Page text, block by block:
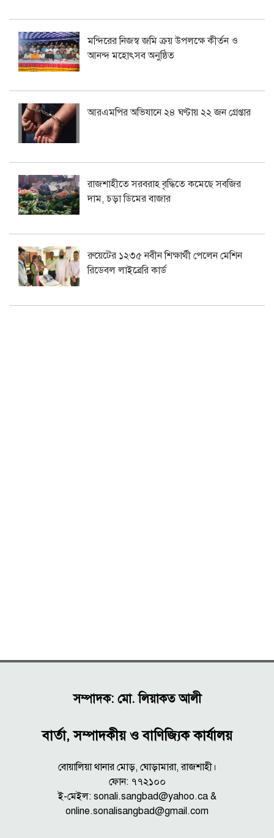
মন্দিরের নিজস্ব জমি ক্রয় উপলক্ষে কীর্তন ও
আনন্দ মহোৎসব অনুষ্ঠিত
আরএমপির অভিযানে ২৪ ঘণ্টায় ২২ জন গ্রেপ্তার
রাজশাহীতে সরবরাহ বৃদ্ধিতে কমেছে সবজির
দাম, চড়া ডিমের বাজার
রুয়েটের ১২৩৫ নবীন শিক্ষার্থী পেলেন মেশিন
রিডেবল লাইব্রেরি কার্ড
সম্পাদক: মো. লিয়াকত আলী
বার্তা, সম্পাদকীয় ও বাণিজ্যিক কার্যালয়
বোয়ালিয়া থানার মোড়, ঘোড়ামারা, রাজশাহী।
ফোন: ৭৭২১০০
ই-মেইল: sonali.sangbad@yahoo.ca &
online.sonalisangbad@gmail.com